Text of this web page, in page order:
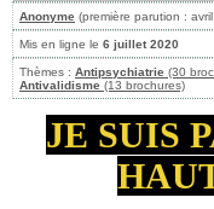
Anonyme (première parution :
Mis en ligne le 6 juillet 2020
Thèmes : Antipsychiatrie (30
Antivalidisme (13 brochures)
JE SUIS